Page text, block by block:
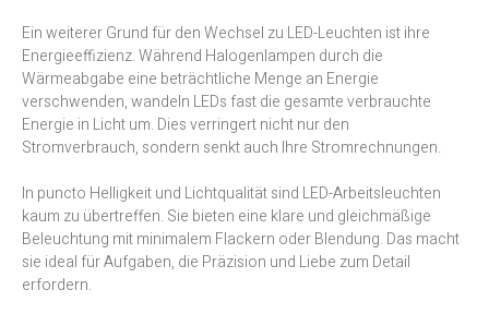
Ein weiterer Grund für den Wechsel zu LED-Leuchten ist ihre
Energieeffizienz. Während Halogenlampen durch die
Wärmeabgabe eine beträchtliche Menge an Energie
verschwenden, wandeln LEDs fast die gesamte verbrauchte
Energie in Licht um. Dies verringert nicht nur den
Stromverbrauch, sondern senkt auch Ihre Stromrechnungen.
In puncto Helligkeit und Lichtqualität sind LED-Arbeitsleuchten
kaum zu übertreffen. Sie bieten eine klare und gleichmäßige
Beleuchtung mit minimalem Flackern oder Blendung. Das macht
sie ideal für Aufgaben, die Präzision und Liebe zum Detail
erfordern.